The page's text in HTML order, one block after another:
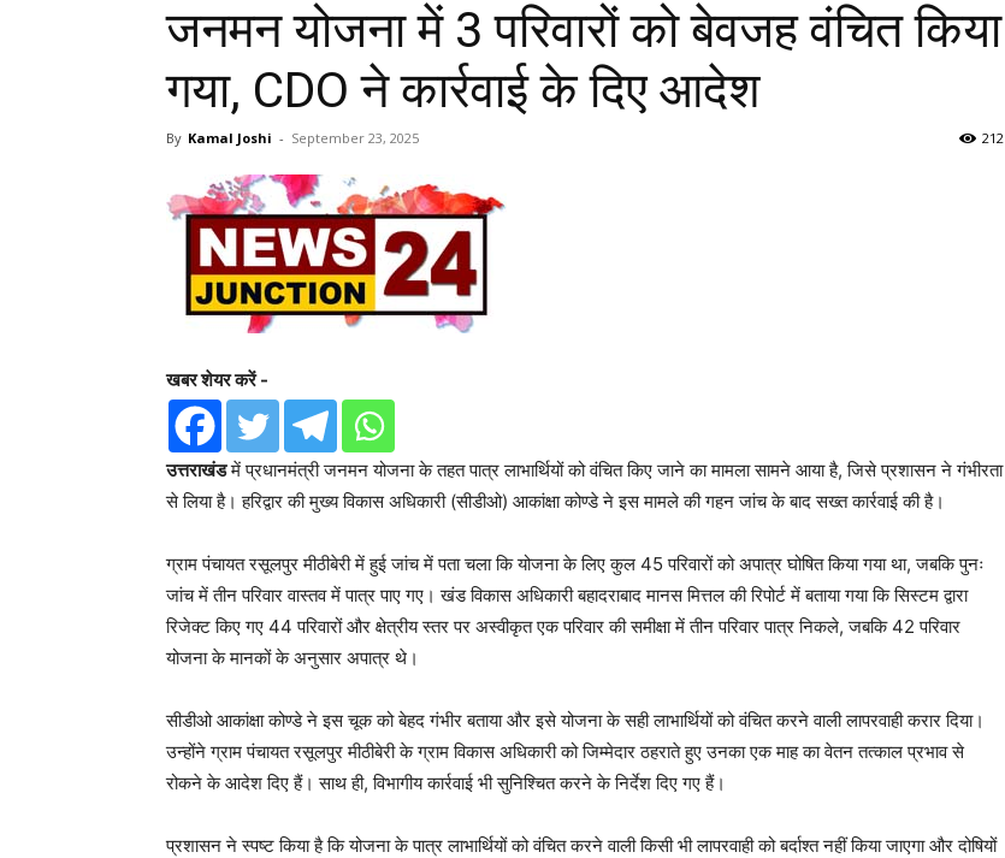
जनमन योजना में 3 परिवारों को बेवजह वंचित किया
गया, CDO ने कार्रवाई के दिए आदेश
By Kamal Joshi - September 23, 2025 212
खबर शेयर करें -
उत्तराखंडमें प्रधानमंत्री जनमन योजना के तहत पात्र लाभार्थियों को वंचित किए जाने का मामला सामने आया है, जिसे प्रशासन ने गंभीरता
से लिया है। हरिद्वार की मुख्य विकास अधिकारी (सीडीओ) आकांक्षा कोण्डे ने इस मामले की गहन जांच के बाद सख्त कार्रवाई की है।
ग्राम पंचायत रसूलपुर मीठीबेरी में हुई जांच में पता चला कि योजना के लिए कुल 45 परिवारों को अपात्र घोषित किया गया था, जबकि पुनः
जांच में तीन परिवार वास्तव में पात्र पाए गए। खंड विकास अधिकारी बहादराबाद मानस मित्तल की रिपोर्ट में बताया गया कि सिस्टम द्वारा
रिजेक्ट किए गए 44 परिवारों और क्षेत्रीय स्तर पर अस्वीकृत एक परिवार की समीक्षा में तीन परिवार पात्र निकले, जबकि 42 परिवार
योजना के मानकों के अनुसार अपात्र थे।
सीडीओ आकांक्षा कोण्डे ने इस चूक को बेहद गंभीर बताया और इसे योजना के सही लाभार्थियों को वंचित करने वाली लापरवाही करार दिया।
उन्होंने ग्राम पंचायत रसूलपुर मीठीबेरी के ग्राम विकास अधिकारी को जिम्मेदार ठहराते हुए उनका एक माह का वेतन तत्काल प्रभाव से
रोकने के आदेश दिए हैं। साथ ही, विभागीय कार्रवाई भी सुनिश्चित करने के निर्देश दिए गए हैं।
प्रशासन ने स्पष्ट किया है कि योजना के पात्र लाभार्थियों को वंचित करने वाली किसी भी लापरवाही को बर्दाश्त नहीं किया जाएगा और दोषियों